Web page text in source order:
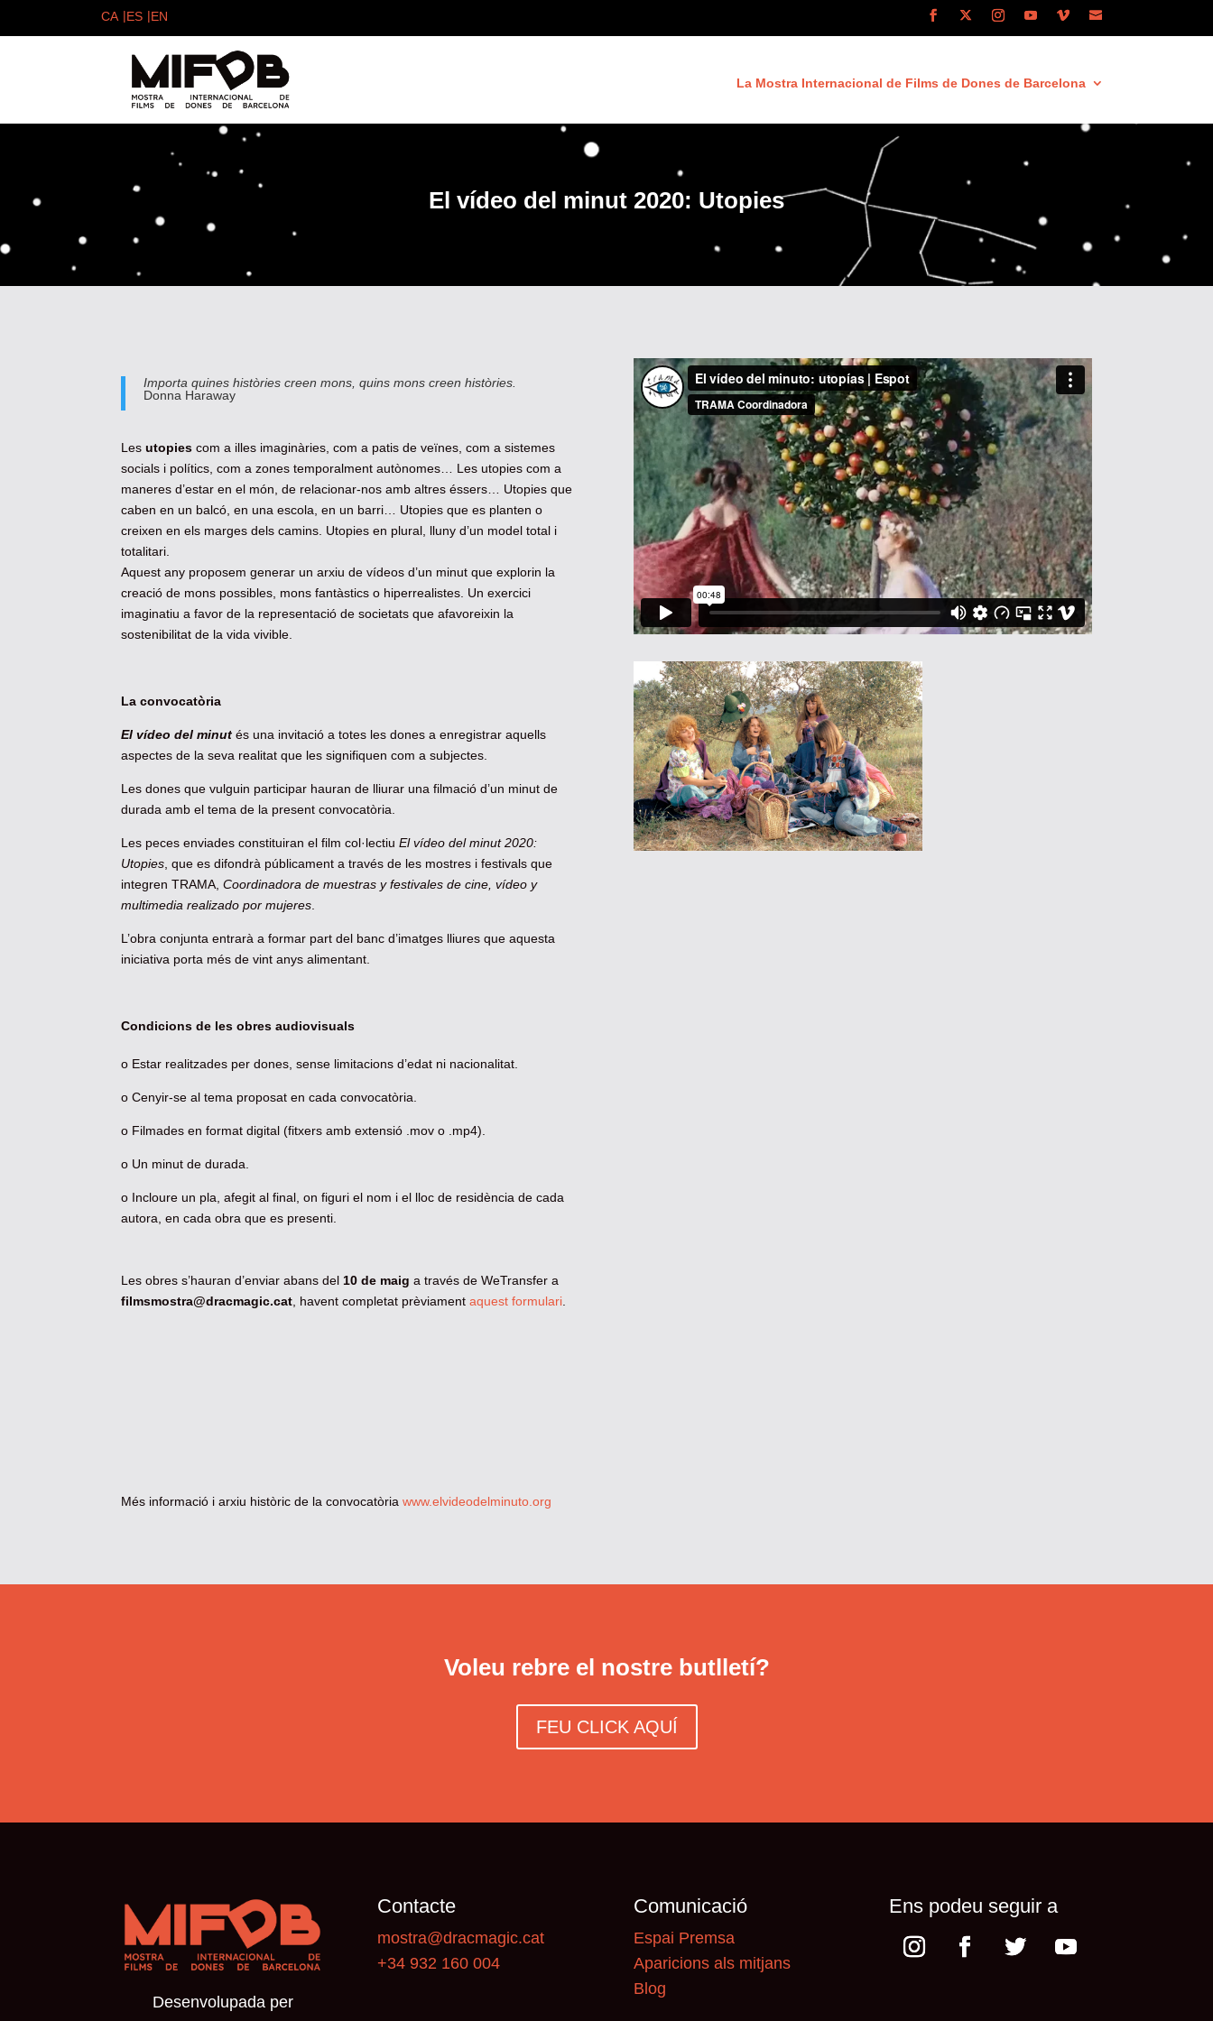
La Mostra Internacional de Films de Dones de Barcelona
El vídeo del minut 2020: Utopies
Importa quines històries creen mons, quins mons creen històries.
Donna Haraway
Les utopies com a illes imaginàries, com a patis de veïnes, com a sistemes
socials i polítics, com a zones temporalment autònomes… Les utopies com a
maneres d’estar en el món, de relacionar-nos amb altres éssers… Utopies que
caben en un balcó, en una escola, en un barri… Utopies que es planten o
creixen en els marges dels camins. Utopies en plural, lluny d’un model total i
totalitari.
Aquest any proposem generar un arxiu de vídeos d’un minut que explorin la
creació de mons possibles, mons fantàstics o hiperrealistes. Un exercici
imaginatiu a favor de la representació de societats que afavoreixin la
sostenibilitat de la vida vivible.
La convocatòria
El vídeo del minutés una invitació a totes les dones a enregistrar aquells
aspectes de la seva realitat que les signifiquen com a subjectes.
Les dones que vulguin participar hauran de lliurar una filmació d’un minut de
durada amb el tema de la present convocatòria.
Les peces enviades constituiran el film col·lectiuEl vídeo del minut 2020:
Utopies, que es difondrà públicament a través de les mostres i festivals que
integren TRAMA,Coordinadora de muestras y festivales de cine, vídeo y
multimedia realizado por mujeres.
L’obra conjunta entrarà a formar part del banc d’imatges lliures que aquesta
iniciativa porta més de vint anys alimentant.
Condicions de les obres audiovisuals
o Estar realitzades per dones, sense limitacions d’edat ni nacionalitat.
o Cenyir-se al tema proposat en cada convocatòria.
o Filmades en format digital (fitxers amb extensió .mov o .mp4).
o Un minut de durada.
o Incloure un pla, afegit al final, on figuri el nom i el lloc de residència de cada
autora, en cada obra que es presenti.
Les obres s’hauran d’enviar abans del10 de maig a través de WeTransfer a
filmsmostra@dracmagic.cat, havent completat prèviamentaquest formulari.
Més informació i arxiu històric de la convocatòriawww.elvideodelminuto.org
Voleu rebre el nostre butlletí?
FEU CLICK AQUÍ
Desenvolupada per
Contacte
mostra@dracmagic.cat
+34 932 160 004
Comunicació
Espai Premsa
Aparicions als mitjans
Blog
Ens podeu seguir a